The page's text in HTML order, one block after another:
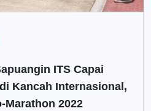
ITS Capai
Kancah Internasional,
Marathon 2022